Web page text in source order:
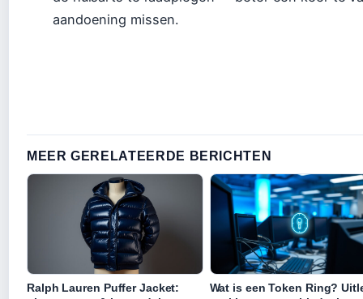
aandoening missen.
MEER GERELATEERDE BERICHTEN
Ralph Lauren Puffer Jacket:
Wat is een Token Ring?